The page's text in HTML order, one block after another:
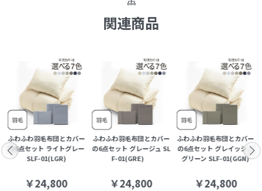
関連商品
ふわふわ羽毛布団とカバー
の6点セット ライトグレー
SLF-01(LGR)
￥24,800
ふわふわ羽毛布団とカバー
の6点セット グレージュ SL
F-01(GRE)
￥24,800
ふわふわ羽毛布団とカバー
の6点セット グレイッシュ
グリーン SLF-01(GGN)
￥24,800